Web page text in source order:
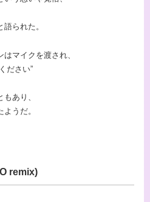
られた。
マイクを渡され、
ださい”
あり、
うだ。
remix)